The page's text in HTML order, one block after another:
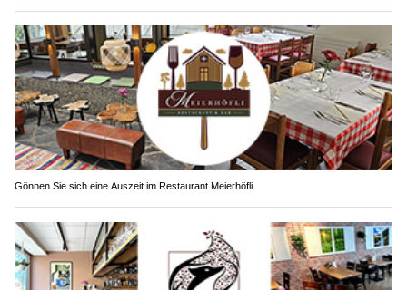
Gönnen Sie sich eine Auszeit im Restaurant Meierhöfli